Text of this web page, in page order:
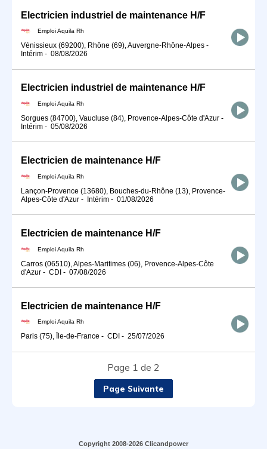
Electricien industriel de maintenance H/F
Emploi Aquila Rh
Vénissieux (69200), Rhône (69), Auvergne-Rhône-Alpes -
Intérim - 08/08/2026
Electricien industriel de maintenance H/F
Emploi Aquila Rh
Sorgues (84700), Vaucluse (84), Provence-Alpes-Côte d'Azur -
Intérim - 05/08/2026
Electricien de maintenance H/F
Emploi Aquila Rh
Lançon-Provence (13680), Bouches-du-Rhône (13), Provence-
Alpes-Côte d'Azur - Intérim - 01/08/2026
Electricien de maintenance H/F
Emploi Aquila Rh
Carros (06510), Alpes-Maritimes (06), Provence-Alpes-Côte
d'Azur - CDI - 07/08/2026
Electricien de maintenance H/F
Emploi Aquila Rh
Paris (75), Île-de-France - CDI - 25/07/2026
Page 1 de 2
Page Suivante
Copyright 2008-2026 Clicandpower